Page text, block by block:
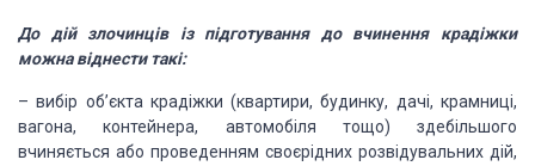
До дій злочинців із підготуваннядо вчинення крадіжки
можна віднести такі:
–вибір об’єкта крадіжки (квартири, будинку, дачі, крамниці,
вагона, контейнера, автомобіля тощо) здебільшого
вчиняється або проведенням своєрідних розвідувальних дій,